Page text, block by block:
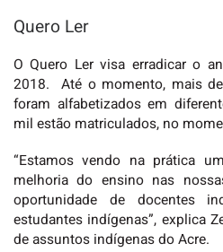
Quero Ler
O Quero Ler visa erradicar o
2018. Até o momento, mais
foram alfabetizados em
mil estão matriculados, no
“Estamos vendo na prática
melhoria do ensino nas
oportunidade de docentes
estudantes indígenas”, explica
de assuntos indígenas do Acre.